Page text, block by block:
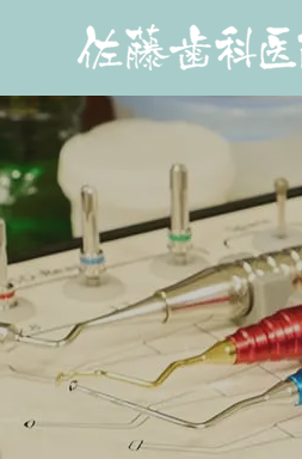
Treatments
診療内容